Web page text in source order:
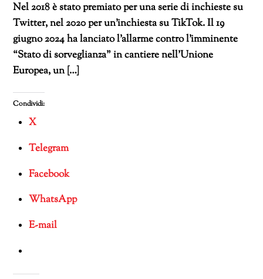
Nel 2018 è stato premiato per una serie di inchieste su
Twitter, nel 2020 per un’inchiesta su TikTok. Il 19
giugno 2024 ha lanciato l’allarme contro l’imminente
“Stato di sorveglianza” in cantiere nell’Unione
Europea, un […]
Condividi:
X
Telegram
Facebook
WhatsApp
E-mail